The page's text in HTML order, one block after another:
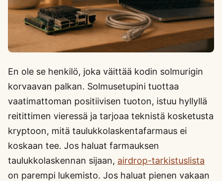
En ole se henkilö, joka väittää kodin solmurigin
korvaavan palkan. Solmusetupini tuottaa
vaatimattoman positiivisen tuoton, istuu hyllyllä
reitittimen vieressä ja tarjoaa teknistä kosketusta
kryptoon, mitä taulukkolaskentafarmaus ei
koskaan tee. Jos haluat farmauksen
taulukkolaskennan sijaan, airdrop-tarkistuslista
on parempi lukemisto. Jos haluat pienen vakaan